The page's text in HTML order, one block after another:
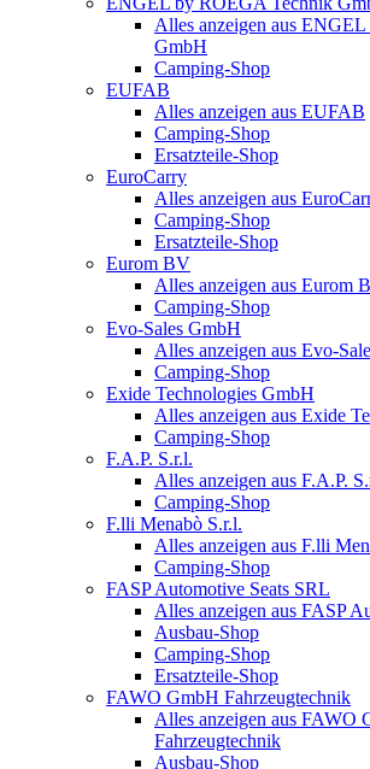
Alles anzeigen aus
GmbH
Camping-Shop
EUFAB
Alles anzeigen aus EUFAB
Camping-Shop
Ersatzteile-Shop
EuroCarry
Alles anzeigen aus
Camping-Shop
Ersatzteile-Shop
Eurom BV
Alles anzeigen aus Eurom
Camping-Shop
Evo-Sales GmbH
Alles anzeigen aus Evo-
Camping-Shop
Exide Technologies GmbH
Alles anzeigen aus Exide
Camping-Shop
F.A.P. S.r.l.
Alles anzeigen aus F.A.P.
Camping-Shop
F.lli Menabò S.r.l.
Alles anzeigen aus F.lli
Camping-Shop
FASP Automotive Seats SRL
Alles anzeigen aus FASP
Ausbau-Shop
Camping-Shop
Ersatzteile-Shop
FAWO GmbH Fahrzeugtechnik
Alles anzeigen aus FAWO
Fahrzeugtechnik
Ausbau-Shop